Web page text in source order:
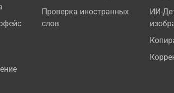
Проверка иностранных
слов
ИИ-